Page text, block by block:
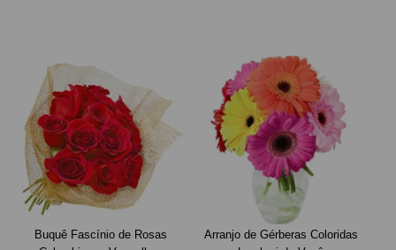
Buquê Fascínio de Rosas
Arranjo de Gérberas Coloridas